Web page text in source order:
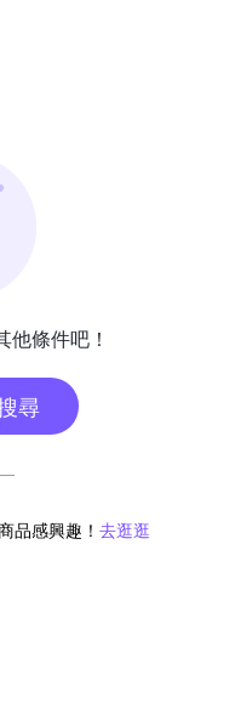
條件吧！
尋
品感興趣！ 去逛逛